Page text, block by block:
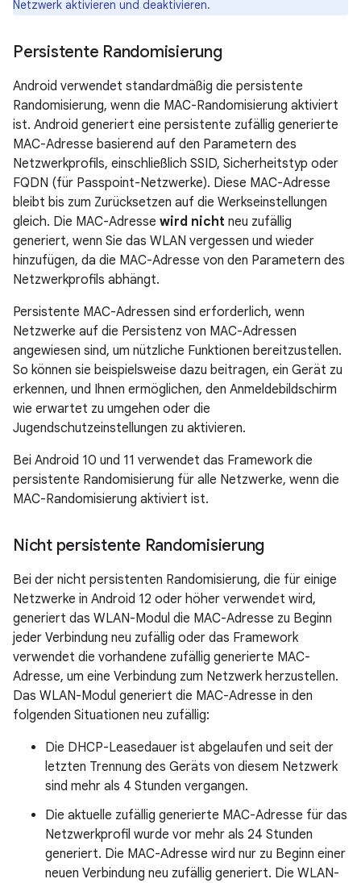
Netzwerk aktivieren und deaktivieren.
Persistente Randomisierung
Android verwendet standardmäßig die persistente
Randomisierung, wenn die MAC-Randomisierung aktiviert
ist. Android generiert eine persistente zufällig generierte
MAC-Adresse basierend auf den Parametern des
Netzwerkprofils, einschließlich SSID, Sicherheitstyp oder
FQDN (für Passpoint-Netzwerke). Diese MAC-Adresse
bleibt bis zum Zurücksetzen auf die Werkseinstellungen
gleich. Die MAC-Adresse wird nicht neu zufällig
generiert, wenn Sie das WLAN vergessen und wieder
hinzufügen, da die MAC-Adresse von den Parametern des
Netzwerkprofils abhängt.
Persistente MAC-Adressen sind erforderlich, wenn
Netzwerke auf die Persistenz von MAC-Adressen
angewiesen sind, um nützliche Funktionen bereitzustellen.
So können sie beispielsweise dazu beitragen, ein Gerät zu
erkennen, und Ihnen ermöglichen, den Anmeldebildschirm
wie erwartet zu umgehen oder die
Jugendschutzeinstellungen zu aktivieren.
Bei Android 10 und 11 verwendet das Framework die
persistente Randomisierung für alle Netzwerke, wenn die
MAC-Randomisierung aktiviert ist.
Nicht persistente Randomisierung
Bei der nicht persistenten Randomisierung, die für einige
Netzwerke in Android 12 oder höher verwendet wird,
generiert das WLAN-Modul die MAC-Adresse zu Beginn
jeder Verbindung neu zufällig oder das Framework
verwendet die vorhandene zufällig generierte MAC-
Adresse, um eine Verbindung zum Netzwerk herzustellen.
Das WLAN-Modul generiert die MAC-Adresse in den
folgenden Situationen neu zufällig:
Die DHCP-Leasedauer ist abgelaufen und seit der
letzten Trennung des Geräts von diesem Netzwerk
sind mehr als 4 Stunden vergangen.
Die aktuelle zufällig generierte MAC-Adresse für das
Netzwerkprofil wurde vor mehr als 24 Stunden
generiert. Die MAC-Adresse wird nur zu Beginn einer
neuen Verbindung neu zufällig generiert. Die WLAN-